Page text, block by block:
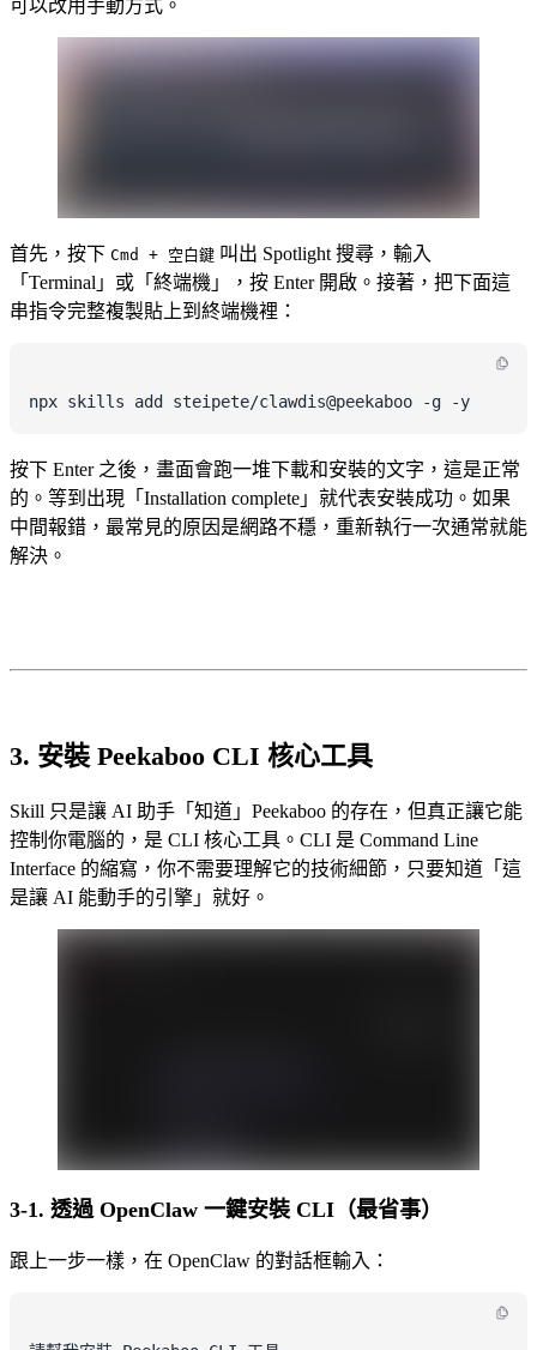
可以改用手動方式。
首先，按下 Cmd + 空白鍵 叫出 Spotlight 搜尋，輸入
「Terminal」或「終端機」，按 Enter 開啟。接著，把下面這
串指令完整複製貼上到終端機裡：
按下 Enter 之後，畫面會跑一堆下載和安裝的文字，這是正常
的。等到出現「Installation complete」就代表安裝成功。如果
中間報錯，最常見的原因是網路不穩，重新執行一次通常就能
解決。
3. 安裝 Peekaboo CLI 核心工具
Skill 只是讓 AI 助手「知道」Peekaboo 的存在，但真正讓它能
控制你電腦的，是 CLI 核心工具。CLI 是 Command Line
Interface 的縮寫，你不需要理解它的技術細節，只要知道「這
是讓 AI 能動手的引擎」就好。
3-1. 透過 OpenClaw 一鍵安裝 CLI（最省事）
跟上一步一樣，在 OpenClaw 的對話框輸入：